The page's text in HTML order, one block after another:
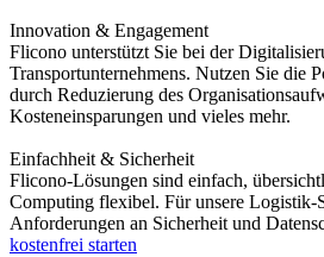
Innovation & Engagement
Flicono unterstützt Sie bei der
Transportunternehmens. Nutzen Sie die
durch Reduzierung des
Kosteneinsparungen und vieles mehr.
Einfachheit & Sicherheit
Flicono-Lösungen sind einfach,
Computing flexibel. Für unsere Logistik-
Anforderungen an Sicherheit und
kostenfrei starten